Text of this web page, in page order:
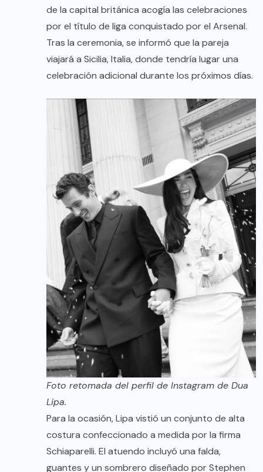
de la capital británica acogía las celebraciones
por el título de liga conquistado por el Arsenal.
Tras la ceremonia, se informó que la pareja
viajará a Sicilia, Italia, donde tendría lugar una
celebración adicional durante los próximos días.
Foto retomada del perfil de Instagram de Dua
Lipa.
Para la ocasión, Lipa vistió un conjunto de alta
costura confeccionado a medida por la firma
Schiaparelli. El atuendo incluyó una falda,
guantes y un sombrero diseñado por Stephen